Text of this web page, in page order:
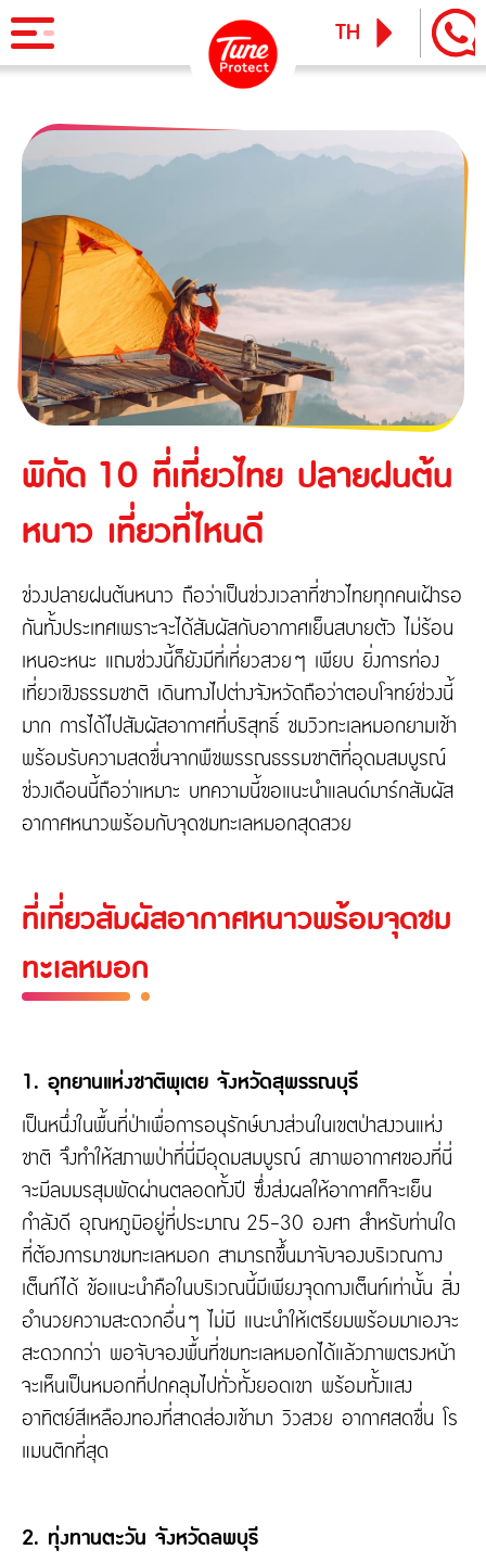
ผลิตภัณฑ์
ประกันภัยสำหรับบุคคล
ประกันภัยการเดินทาง
ทูน ไอพาส
ทูน ทราเวล ประกันเดินทางต่างประเทศ
ประกันภัยสำหรับธุรกิจ
ประกันความเสี่ยงภัยทุกชนิดสำหรับงานรับเหมาก่อสร้าง/ติดตั้ง
เครื่องจักร
ประกันภัยความเสี่ยงภัยทุกชนิดของเครื่องจักรที่ใช้ในงาน
ประกันความเสี่ยงภัยทุกชนิดของอุตสาหกรรม
ความรับผิดต่อบุคคลภายนอก
ประกันภัยธุรกิจหยุดชะงัก
ประกันอัคคีภัย
บริการ
Tune Care
Tune Connect
Lounge Pass
เรียกร้องสินไหม
บทความแนะนำ
ติดต่อเรา
เกี่ยวกับ Tune Protect
เกี่ยวกับ Tune Protect
ประวัติองค์กร
การกำกับดูแลกิจการ
รายงานประจำปี
ข้อมูลสำคัญทางการเงิน
TH
พิกัด 10 ที่เที่ยวไทย ปลายฝนต้น
หนาว เที่ยวที่ไหนดี
ช่วงปลายฝนต้นหนาว ถือว่าเป็นช่วงเวลาที่ชาวไทยทุกคนเฝ้ารอ
กันทั้งประเทศเพราะจะได้สัมผัสกับอากาศเย็นสบายตัว ไม่ร้อน
เหนอะหนะ แถมช่วงนี้ก็ยังมีที่เที่ยวสวยๆ เพียบ ยิ่งการท่อง
เที่ยวเชิงธรรมชาติ เดินทางไปต่างจังหวัดถือว่าตอบโจทย์ช่วงนี้
มาก การได้ไปสัมผัสอากาศที่บริสุทธิ์ ชมวิวทะเลหมอกยามเช้า
พร้อมรับความสดชื่นจากพืชพรรณธรรมชาติที่อุดมสมบูรณ์
ช่วงเดือนนี้ถือว่าเหมาะ บทความนี้ขอแนะนำแลนด์มาร์กสัมผัส
อากาศหนาวพร้อมกับจุดชมทะเลหมอกสุดสวย
ที่เที่ยวสัมผัสอากาศหนาวพร้อมจุดชม
ทะเลหมอก
1. อุทยานแห่งชาติพุเตย จังหวัดสุพรรณบุรี
เป็นหนึ่งในพื้นที่ป่าเพื่อการอนุรักษ์บางส่วนในเขตป่าสงวนแห่ง
ชาติ จึงทำให้สภาพป่าที่นี่มีอุดมสมบูรณ์ สภาพอากาศของที่นี่
จะมีลมมรสุมพัดผ่านตลอดทั้งปี ซึ่งส่งผลให้อากาศก็จะเย็น
กำลังดี อุณหภูมิอยู่ที่ประมาณ 25-30 องศา สำหรับท่านใด
ที่ต้องการมาชมทะเลหมอก สามารถขึ้นมาจับจองบริเวณกาง
เต็นท์ได้ ข้อแนะนำคือในบริเวณนี้มีเพียงจุดกางเต็นท์เท่านั้น สิ่ง
อำนวยความสะดวกอื่นๆ ไม่มี แนะนำให้เตรียมพร้อมมาเองจะ
สะดวกกว่า พอจับจองพื้นที่ชมทะเลหมอกได้แล้วภาพตรงหน้า
จะเห็นเป็นหมอกที่ปกคลุมไปทั่วทั้งยอดเขา พร้อมทั้งแสง
อาทิตย์สีเหลืองทองที่สาดส่องเข้ามา วิวสวย อากาศสดชื่น โร
แมนติกที่สุด
2. ทุ่งทานตะวัน จังหวัดลพบุรี